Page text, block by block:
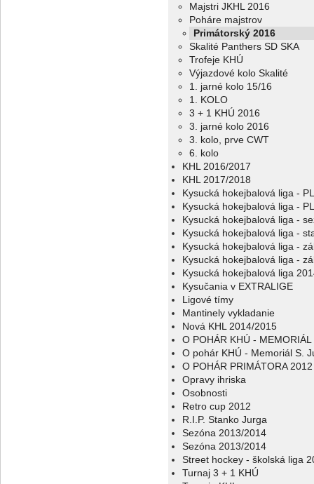
Majstri JKHL 2016
Poháre majstrov
Primátorský 2016
Skalité Panthers SD SKA
Trofeje KHÚ
Výjazdové kolo Skalité
1. jarné kolo 15/16
1. KOLO
3 + 1 KHÚ 2016
3. jarné kolo 2016
3. kolo, prve CWT
6. kolo
KHL 2016/2017
KHL 2017/2018
Kysucká hokejbalová liga -
Kysucká hokejbalová liga -
Kysucká hokejbalová liga -
Kysucká hokejbalová liga -
Kysucká hokejbalová liga -
Kysucká hokejbalová liga -
Kysucká hokejbalová liga
Kysučania v EXTRALIGE
Ligové tímy
Mantinely vykladanie
Nová KHL 2014/2015
O POHÁR KHÚ - MEMORIÁL
O pohár KHÚ - Memoriál S.
O POHÁR PRIMÁTORA 2012
Opravy ihriska
Osobnosti
Retro cup 2012
R.I.P. Stanko Jurga
Sezóna 2013/2014
Sezóna 2013/2014
Street hockey - školská liga
Turnaj 3 + 1 KHÚ